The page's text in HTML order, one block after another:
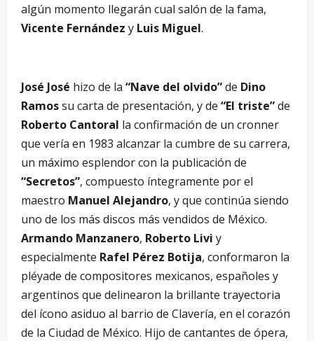
algún momento llegarán cual salón de la fama,
Vicente Fernández y Luis Miguel.
José José hizo de la “Nave del olvido”de Dino
Ramossu carta de presentación, y de “El triste”de
Roberto Cantoral la confirmación de un cronner
que vería en 1983 alcanzar la cumbre de su carrera,
un máximo esplendor con la publicación de
“Secretos”, compuesto íntegramente por el
maestro Manuel Alejandro, y que continúa siendo
uno de los más discos más vendidos de México.
Armando Manzanero, Roberto Livi y
especialmente Rafel Pérez Botija, conformaron la
pléyade de compositores mexicanos, españoles y
argentinos que delinearon la brillante trayectoria
del ícono asiduo al barrio de Clavería, en el corazón
de la Ciudad de México. Hijo de cantantes de ópera,